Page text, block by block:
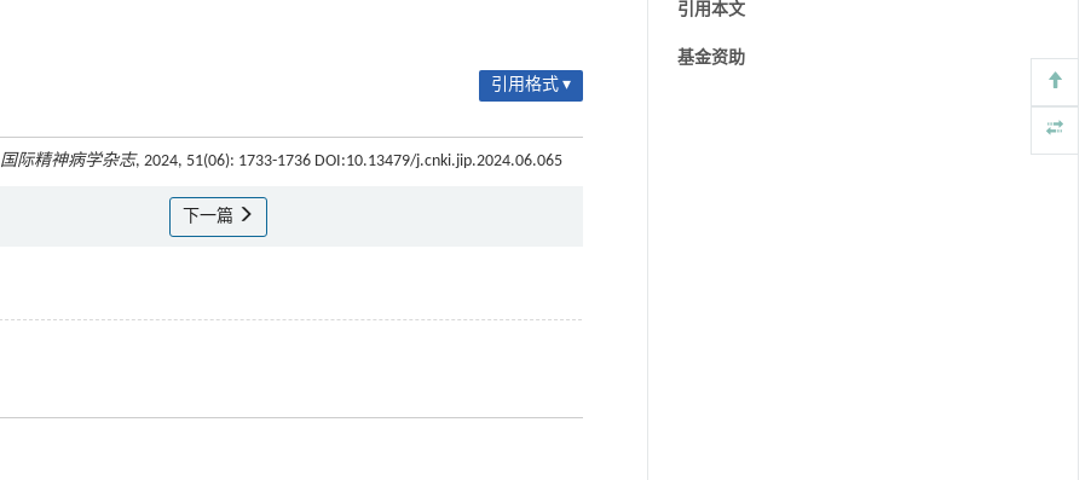
引用格式 ▾
国际精神病学杂志, 2024, 51(06): 1733-1736 DOI:10.13479/j.cnki.jip.2024.06.065
下一篇
引用本文
基金资助